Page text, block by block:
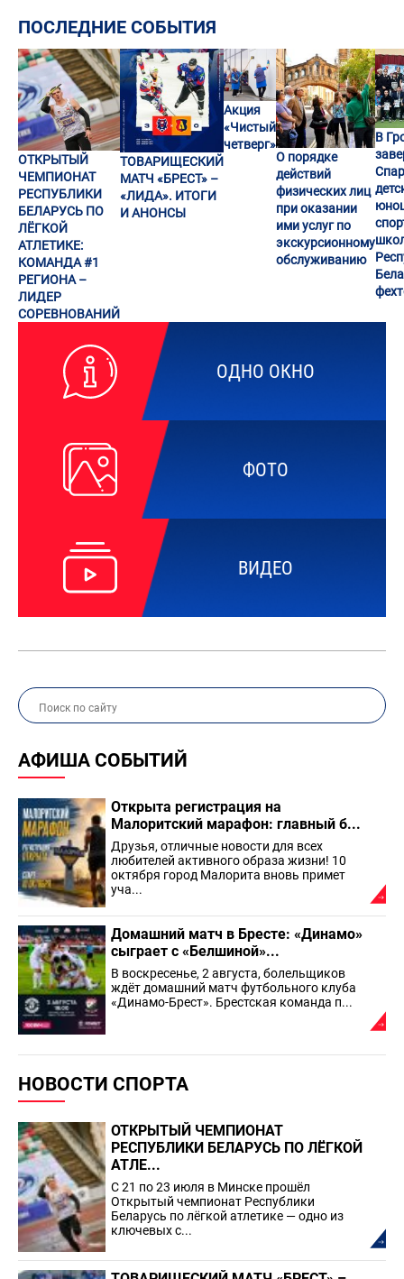
ОДНО ОКНО
ФОТО
ВИДЕО
АФИША СОБЫТИЙ
Открыта регистрация на
Малоритский марафон: главный б...
Друзья, отличные новости для всех
любителей активного образа жизни! 10
октября город Малорита вновь примет
уча...
Домашний матч в Бресте: «Динамо»
сыграет с «Белшиной»...
В воскресенье, 2 августа, болельщиков
ждёт домашний матч футбольного клуба
«Динамо-Брест». Брестская команда п...
НОВОСТИ СПОРТА
ОТКРЫТЫЙ ЧЕМПИОНАТ
РЕСПУБЛИКИ БЕЛАРУСЬ ПО ЛЁГКОЙ
АТЛЕ...
С 21 по 23 июля в Минске прошёл
Открытый чемпионат Республики
Беларусь по лёгкой атлетике — одно из
ключевых с...
ПОСЛЕДНИЕ СОБЫТИЯ
ОТКРЫТЫЙ
ЧЕМПИОНАТ
РЕСПУБЛИКИ
БЕЛАРУСЬ ПО
ЛЁГКОЙ
АТЛЕТИКЕ:
КОМАНДА #1
РЕГИОНА –
ЛИДЕР
СОРЕВНОВАНИЙ
ТОВАРИЩЕСКИЙ
МАТЧ «БРЕСТ» –
«ЛИДА». ИТОГИ
И АНОНСЫ
Акция
«Чистый
четверг»
О порядке
действий
физических лиц
при оказании
ими услуг по
экскурсионному
обслуживанию
В